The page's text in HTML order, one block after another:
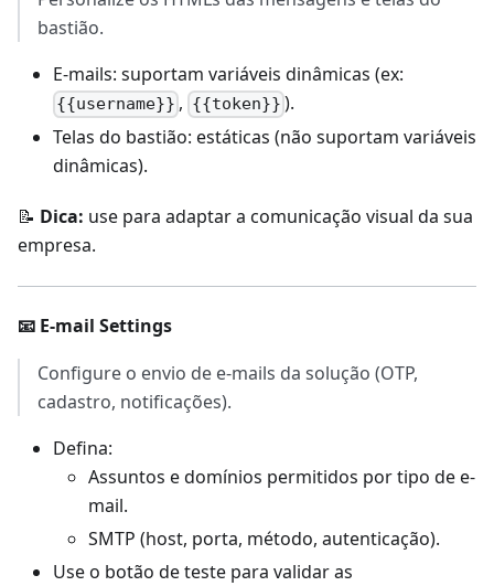
bastião.
E-mails: suportam variáveis dinâmicas (ex:
{{username}} , {{token}} ).
Telas do bastião: estáticas (não suportam variáveis
dinâmicas).
📝 Dica: use para adaptar a comunicação visual da sua
empresa.
📧 E-mail Settings
Configure o envio de e-mails da solução (OTP,
cadastro, notificações).
Defina:
Assuntos e domínios permitidos por tipo de e-
mail.
SMTP (host, porta, método, autenticação).
Use o botão de teste para validar as